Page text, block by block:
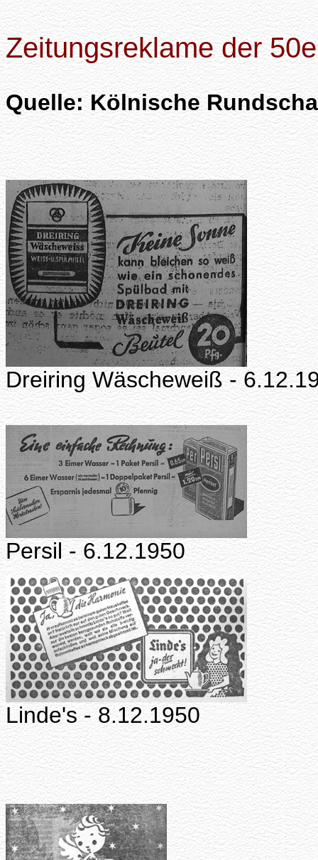
Zeitungsreklame der
Quelle: Kölnische
Dreiring Wäscheweiß -
Persil - 6.12.1950
Linde's - 8.12.1950